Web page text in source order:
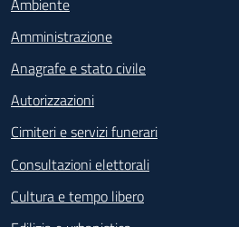
Amministrazione
Anagrafe e stato civile
Autorizzazioni
Cimiteri e servizi funerari
Consultazioni elettorali
Cultura e tempo libero